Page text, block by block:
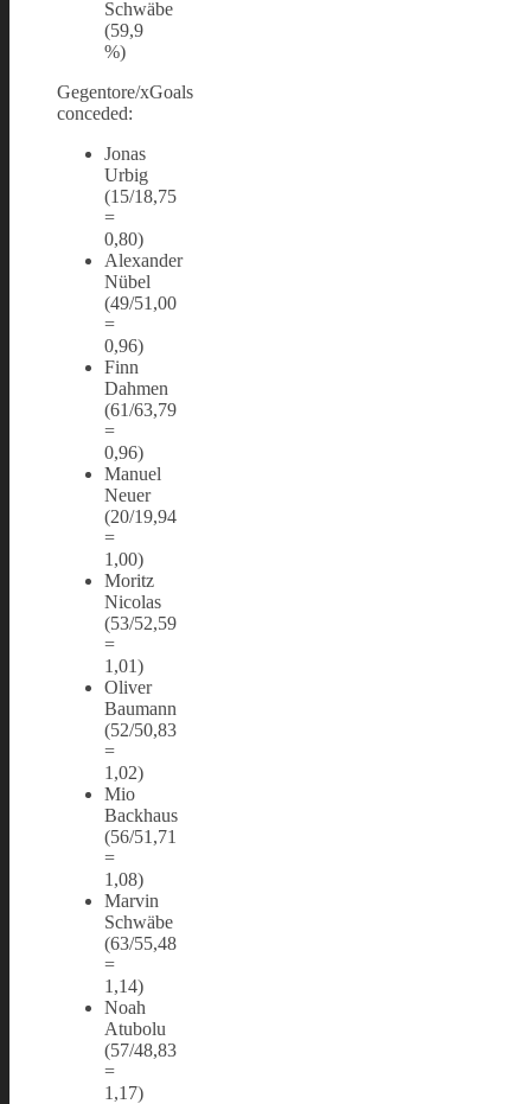
Schwäbe
(59,9
%)
Gegentore/xGoals
conceded:
Jonas
Urbig
(15/18,75
=
0,80)
Alexander
Nübel
(49/51,00
=
0,96)
Finn
Dahmen
(61/63,79
=
0,96)
Manuel
Neuer
(20/19,94
=
1,00)
Moritz
Nicolas
(53/52,59
=
1,01)
Oliver
Baumann
(52/50,83
=
1,02)
Mio
Backhaus
(56/51,71
=
1,08)
Marvin
Schwäbe
(63/55,48
=
1,14)
Noah
Atubolu
(57/48,83
=
1,17)